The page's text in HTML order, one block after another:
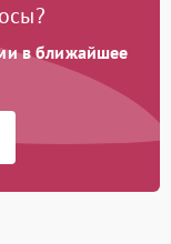
в ближайшее